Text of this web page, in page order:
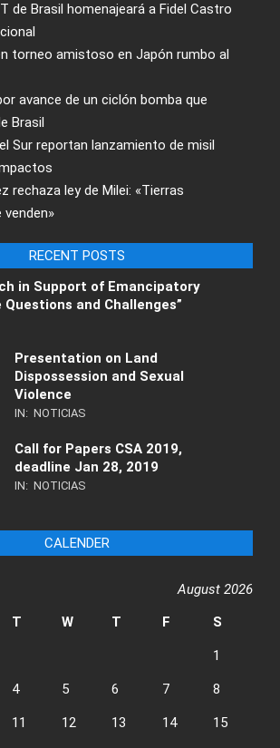
de Brasil homenajeará a Fidel Castro
torneo amistoso en Japón rumbo al
avance de un ciclón bomba que
Brasil
Sur reportan lanzamiento de misil
rechaza ley de Milei: «Tierras
RECENT POSTS
in Support of Emancipatory
and Challenges”
Presentation on Land
Dispossession and Sexual
Violence
IN: NOTICIAS
Call for Papers CSA 2019,
deadline Jan 28, 2019
IN: NOTICIAS
CALENDER
August 2026
T W T F S
1
4 5 6 7 8
11 12 13 14 15